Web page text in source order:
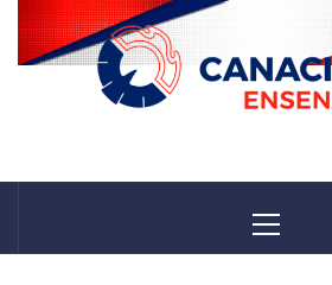
Saltar
contenido
principal